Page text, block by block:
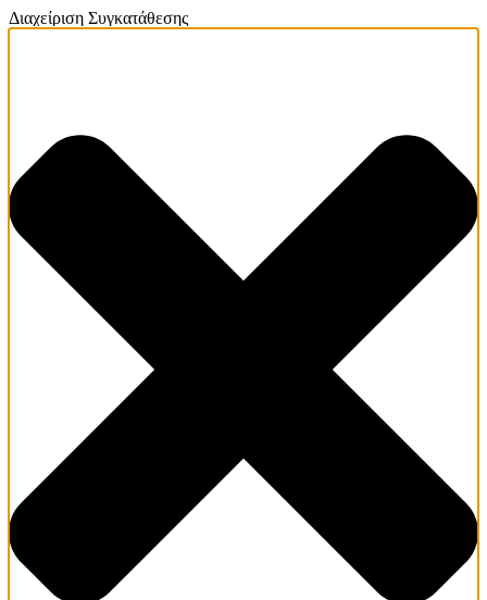
Διαχείριση Συγκατάθεσης